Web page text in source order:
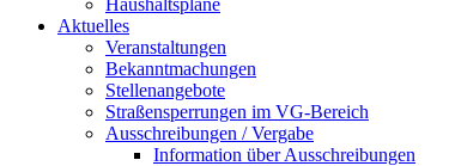
Haushaltspläne
Aktuelles
Veranstaltungen
Bekanntmachungen
Stellenangebote
Straßensperrungen im VG-Bereich
Ausschreibungen / Vergabe
Information über Ausschreibungen